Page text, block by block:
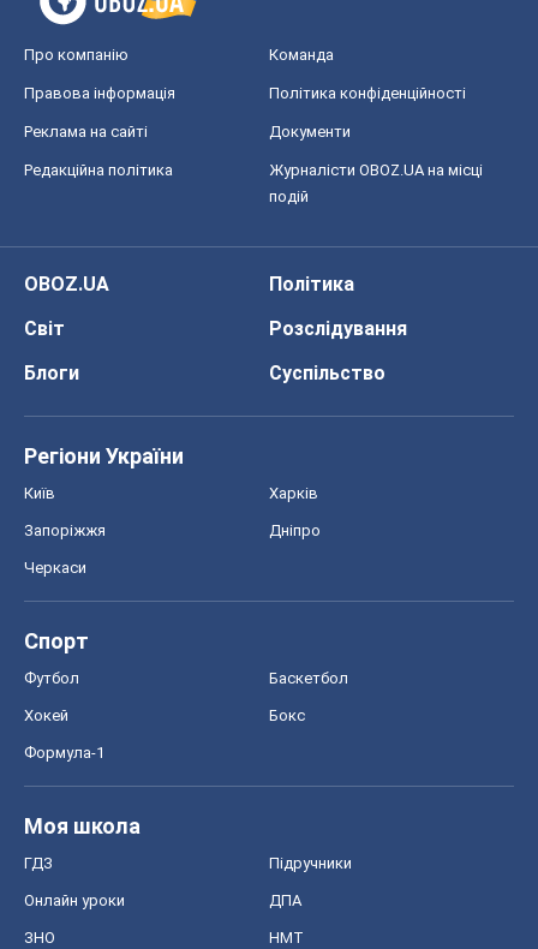
Про компанію Команда
Правова інформація Політика конфіденційності
Реклама на сайті Документи
Редакційна політика
Журналісти OBOZ.UA на місці
подій
OBOZ.UA
Політика
Світ
Розслідування
Блоги
Суспільство
Регіони України
Київ Харків
Запоріжжя Дніпро
Черкаси
Спорт
Футбол Баскетбол
Хокей Бокс
Формула-1
Моя школа
ГДЗ Підручники
Онлайн уроки ДПА
ЗНО НМТ